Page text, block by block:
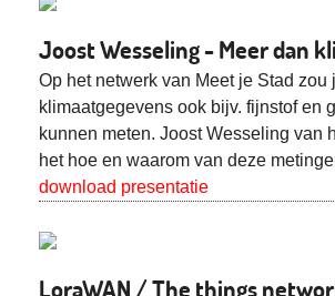
Joost Wesseling - Meer dan
Op het netwerk van Meet je Stad zou
klimaatgegevens ook bijv. fijnstof en
kunnen meten. Joost Wesseling van
het hoe en waarom van deze
download presentatie
LoraWAN / The things